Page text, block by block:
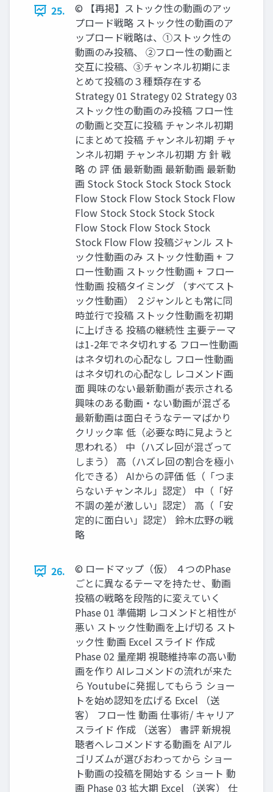
25.
©︎ 【再掲】ストック性の動画のアッ
プロード戦略 ストック性の動画のア
ップロード戦略は、①ストック性の
動画のみ投稿、 ②フロー性の動画と
交互に投稿、③チャンネル初期にま
とめて投稿の３種類存在する
Strategy 01 Strategy 02 Strategy 03
ストック性の動画のみ投稿 フロー性
の動画と交互に投稿 チャンネル初期
にまとめて投稿 チャンネル初期 チャ
ンネル初期 チャンネル初期 方 針 戦
略 の 評 価 最新動画 最新動画 最新動
画 Stock Stock Stock Stock Stock
Flow Stock Flow Stock Stock Flow
Flow Stock Stock Stock Stock
Flow Stock Flow Stock Stock
Stock Flow Flow 投稿ジャンル スト
ック性動画のみ ストック性動画 + フ
ロー性動画 ストック性動画 + フロー
性動画 投稿タイミング （すべてスト
ック性動画） ２ジャンルとも常に同
時並行で投稿 ストック性動画を初期
に上げきる 投稿の継続性 主要テーマ
は1-2年でネタ切れする フロー性動画
はネタ切れの心配なし フロー性動画
はネタ切れの心配なし レコメンド画
面 興味のない最新動画が表示される
興味のある動画・ない動画が混ざる
最新動画は面白そうなテーマばかり
クリック率 低（必要な時に見ようと
思われる） 中（ハズレ回が混ざって
しまう） 高（ハズレ回の割合を極小
化できる） AIからの評価 低（「つま
らないチャンネル」認定） 中（「好
不調の差が激しい」認定） 高（「安
定的に面白い」認定） 鈴木広野の戦
略
26.
©︎ ロードマップ（仮） ４つのPhase
ごとに異なるテーマを持たせ、動画
投稿の戦略を段階的に変えていく
Phase 01 準備期 レコメンドと相性が
悪い ストック性動画を上げ切る スト
ック性 動画 Excel スライド 作成
Phase 02 量産期 視聴維持率の高い動
画を作り AIレコメンドの流れが来た
ら Youtubeに発掘してもらう ショー
トを始め認知を広げる Excel （送
客） フロー性 動画 仕事術/ キャリア
スライド 作成 （送客） 書評 新規視
聴者へレコメンドする動画を AIアル
ゴリズムが選びおわってから ショー
ト動画の投稿を開始する ショート 動
画 Phase 03 拡大期 Excel （送客） 仕